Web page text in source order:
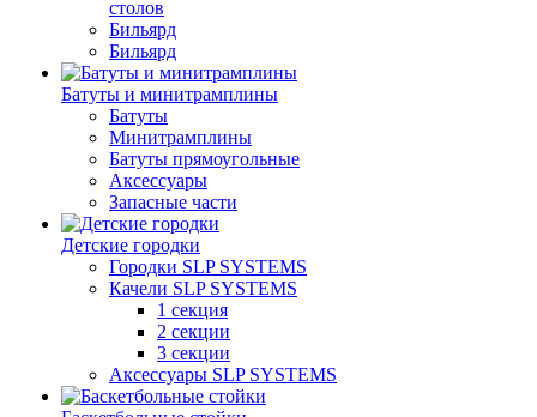
столов
Бильяpд
Бильяpд
Батуты и минитрамплины
Батуты
Минитрамплины
Батуты прямоугольные
Аксессуары
Запасные части
Детские городки
Городки SLP SYSTEMS
Качели SLP SYSTEMS
1 секция
2 секции
3 секции
Аксессуары SLP SYSTEMS